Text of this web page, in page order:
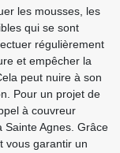
les mousses, les
qui se sont
régulièrement
et empêcher la
peut nuire à son
Pour un projet de
à couvreur
Sainte Agnes. Grâce
vous garantir un